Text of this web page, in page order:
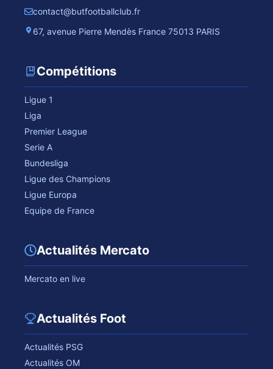
contact@butfootballclub.fr
67, avenue Pierre Mendès France 75013 PARIS
Compétitions
Ligue 1
Liga
Premier League
Serie A
Bundesliga
Ligue des Champions
Ligue Europa
Equipe de France
Actualités Mercato
Mercato en live
Actualités Foot
Actualités PSG
Actualités OM